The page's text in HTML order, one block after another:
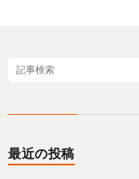
最近の投稿